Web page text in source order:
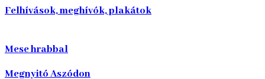
Felhívások, meghívók, plakátok
Mese hrabbal
Megnyitó Aszódon